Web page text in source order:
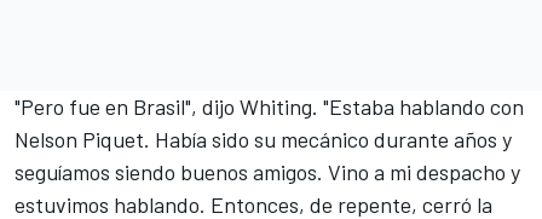
"Pero fue en Brasil", dijo Whiting. "Estaba hablando con
Nelson Piquet. Había sido su mecánico durante años y
seguíamos siendo buenos amigos. Vino a mi despacho y
estuvimos hablando. Entonces, de repente, cerró la